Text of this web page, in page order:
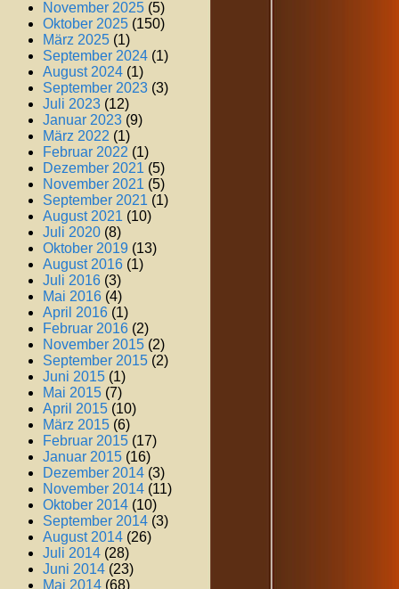
November 2025 (5)
Oktober 2025 (150)
März 2025 (1)
September 2024 (1)
August 2024 (1)
September 2023 (3)
Juli 2023 (12)
Januar 2023 (9)
März 2022 (1)
Februar 2022 (1)
Dezember 2021 (5)
November 2021 (5)
September 2021 (1)
August 2021 (10)
Juli 2020 (8)
Oktober 2019 (13)
August 2016 (1)
Juli 2016 (3)
Mai 2016 (4)
April 2016 (1)
Februar 2016 (2)
November 2015 (2)
September 2015 (2)
Juni 2015 (1)
Mai 2015 (7)
April 2015 (10)
März 2015 (6)
Februar 2015 (17)
Januar 2015 (16)
Dezember 2014 (3)
November 2014 (11)
Oktober 2014 (10)
September 2014 (3)
August 2014 (26)
Juli 2014 (28)
Juni 2014 (23)
Mai 2014 (68)